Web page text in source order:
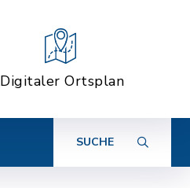
Digitaler Ortsplan
SUCHE